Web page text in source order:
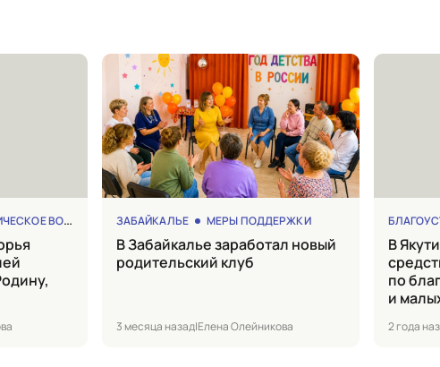
ВОСПИТАНИЕ ЗАБАЙКАЛЬЕ МЕРЫ ПОДДЕРЖКИ
в Забайкалье заработал новый
родительский клуб
3 месяца назад|Елена Олейникова
в Якутии на федеральные
по
и
2 года